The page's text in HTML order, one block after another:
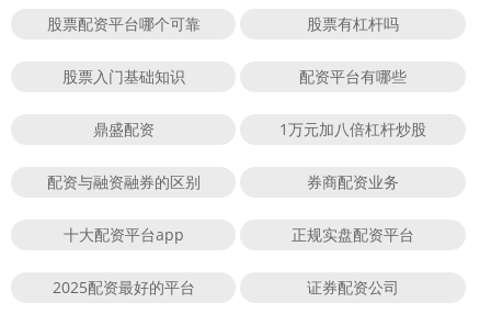
股票配资平台哪个可靠 股票有杠杆吗
股票入门基础知识 配资平台有哪些
鼎盛配资 1万元加八倍杠杆炒股
配资与融资融券的区别 券商配资业务
十大配资平台app 正规实盘配资平台
2025配资最好的平台 证券配资公司